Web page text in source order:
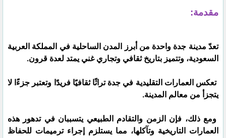
مقدمة:
تعدّ مدينة جدة واحدة من أبرز المدن الساحلية في المملكة العربية
السعودية، وتتميز بتاريخ ثقافي وتجاري غني يمتد لعدة قرون.
تعكس العمارات التقليدية في جدة تراثًا ثقافيًا فريدًا وتعتبر جزءًا لا
يتجزأ من معالم المدينة.
ومع ذلك، فإن الزمن والتقادم الطبيعي يتسببان في تدهور هذه
العمارات التاريخية وتآكلها، مما يستلزم إجراء ترميمات للحفاظ